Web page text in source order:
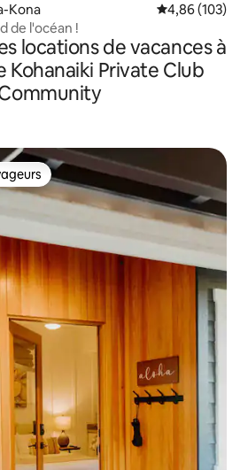
Kona Évaluation
4,86 (103)
de l'océan !
locations de vacances à
Kohanaiki Private Club
les plus appréciés